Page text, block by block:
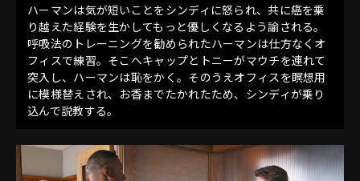
ハーマンは気が短いことをシンディに怒られ、共に癌を乗
り越えた経験を生かしてもっと優しくなるよう諭される。
呼吸法のトレーニングを勧められたハーマンは仕方なくオ
フィスで練習。そこへキャップとトニーがマウチを連れて
突入し、ハーマンは恥をかく。そのうえオフィスを瞑想用
に模様替えされ、お香までたかれたため、シンディが乗り
込んで説教する。